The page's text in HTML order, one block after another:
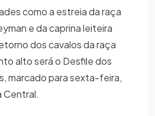
como a estreia da raça
e da caprina leiteira
dos cavalos da raça
alto será o Desfile dos
marcado para sexta-feira,
Central.